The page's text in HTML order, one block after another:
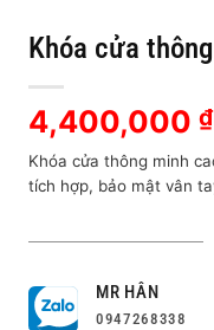
Khóa cửa
4,400,000₫
Khóa cửa thông minh
tích hợp, bảo mật vân
MR HÂN
0947268338